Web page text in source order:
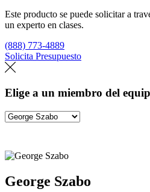
Este producto se puede solicitar a
un experto en clases.
(888) 773-4889
Solicita Presupuesto
Elige a un miembro del
George Szabo